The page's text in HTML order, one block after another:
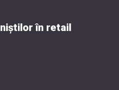
în retail